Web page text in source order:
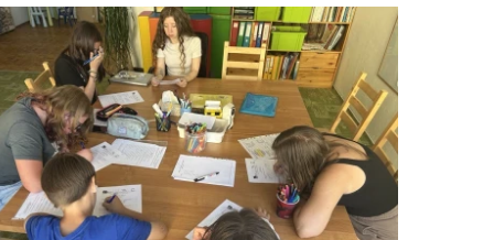
Ať už se nám
přátel, Vaše